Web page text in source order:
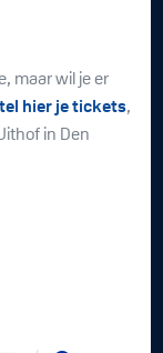
maar wil je er
hier je tickets,
in Den